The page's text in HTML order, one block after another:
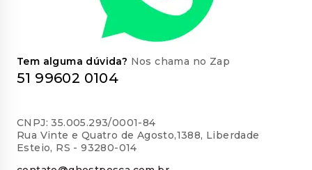
Tem alguma dúvida? Nos chama no Zap
51 99602 0104
CNPJ: 35.005.293/0001-84
Rua Vinte e Quatro de Agosto,1388, Liberdade
Esteio, RS - 93280-014